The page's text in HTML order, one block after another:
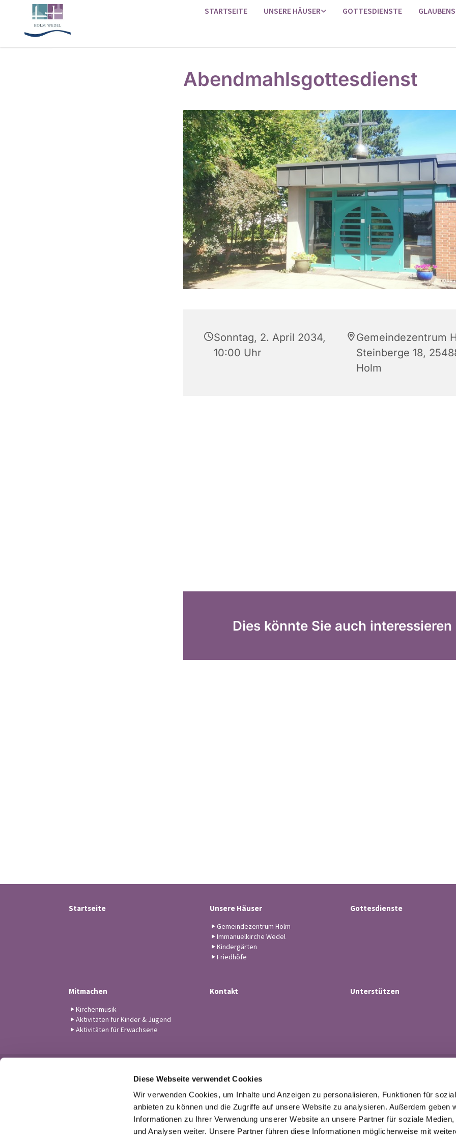
Diese Webseite verwendet Cookies
Wir verwenden Cookies, um Inhalte und Anzeigen zu personalisieren, Funktionen für
anbieten zu können und die Zugriffe auf unsere Website zu analysieren. Außerdem geben
Informationen zu Ihrer Verwendung unserer Website an unsere Partner für soziale Medien,
und Analysen weiter. Unsere Partner führen diese Informationen möglicherweise mit
STARTSEITE UNSERE HÄUSER GOTTESDIENSTE
Abendmahlsgottesdienst
Sonntag, 2. April 2034,
10:00 Uhr
Gemeindezentrum
Steinberge 18,
Holm
Dies könnte Sie auch interessieren
Startseite Unsere Häuser
Gemeindezentrum Holm
Immanuelkirche Wedel
Kindergärten
Friedhöfe
Gottesdienste
Mitmachen
Kirchenmusik
Aktivitäten für Kinder & Jugend
Aktivitäten für Erwachsene
Kontakt Unterstützen
 Tel. 04103-21 43
buero@kirchengemeindewedel.de